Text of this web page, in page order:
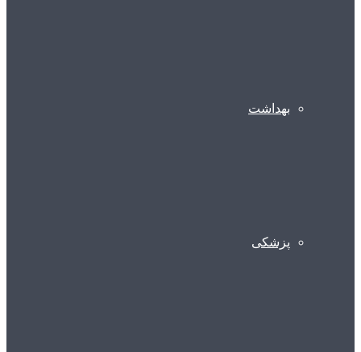
بهداشت
پزشکی